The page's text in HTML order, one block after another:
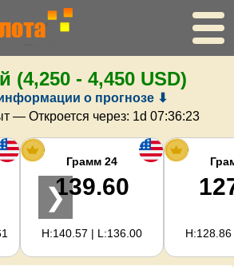
Главная
Цена золота
Цена серебра
Калькулятор золота
Для вебмастеров
(4,250 - 4,450 USD)
о прогнозе ⬇
— Откроется через: 1d 07:36:23
Грамм 24
139.60
H:140.57 | L:136.00
❯